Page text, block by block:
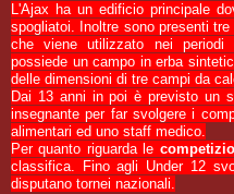
L'Ajax ha un edificio principale
spogliatoi. Inoltre sono presenti
che viene utilizzato nei
possiede un campo in erba
delle dimensioni di tre campi da
Dai 13 anni in poi è previsto un
insegnante per far svolgere i
alimentari ed uno staff medico.
Per quanto riguarda le
classifica. Fino agli Under 12
disputano tornei nazionali.